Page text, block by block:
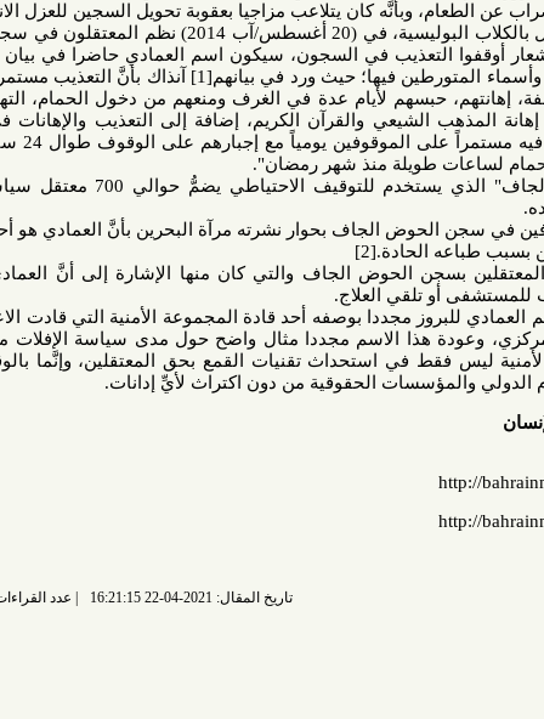
كان يتلاعب مزاجيا بعقوبة تحويل السجين للعزل الانفرادي، أو
مداهمة الزنازين بعد منتصف الليل بالكلاب البوليسية، في (20 أغسطس/آب 2014) نظم المعتقلون في سجن الحوض
في السجون، سيكون اسم العمادي حاضرا في بيان المعتقلين
الذين يحددون أوصاف الانتهاكات وأسماء المتورطين فيها؛ حيث ورد في بيانهم[1] آنذاك بأنَّ التعذيب مستمر من خلال
لأيام عدة في الغرف ومنعهم من دخول الحمام، التهديد الدائم
الشيعي والقرآن الكريم، إضافة إلى التعذيب والإهانات في السجن
الإنفرادي والذي ما زال التعذيب فيه مستمراً على الموقوفين يومياً مع إجبارهم على الوقوف طوال 24 ساعة ولأيام
طويلة منذ شهر رمضان".
في 2015 كان سجن "الحوض الجاف" الذي يستخدم للتوقيف الاحتياطي يضمُّ حوالي 700 معتقل سياسي منهم
الحوض الجاف بحوار نشرته مرآة البحرين بأنَّ العمادي هو أحد الضباط
الحادة.[2]
بسجن الحوض الجاف والتي كان منها الإشارة إلى أنَّ العمادي يهددهم
أو تلقي العلاج.
العمادي للبروز مجددا بوصفه أحد قادة المجموعة الأمنية التي قادت الاعتداء على
هذا الاسم مجددا مثال واضح حول مدى سياسة الإفلات من العقاب
في استحداث تقنيات القمع بحق المعتقلين، وإنَّما بالوقوف وراء
الحقوقية من دون اكتراث لأيِّ إدانات.
عدد القراءات: 5010 قراءة |